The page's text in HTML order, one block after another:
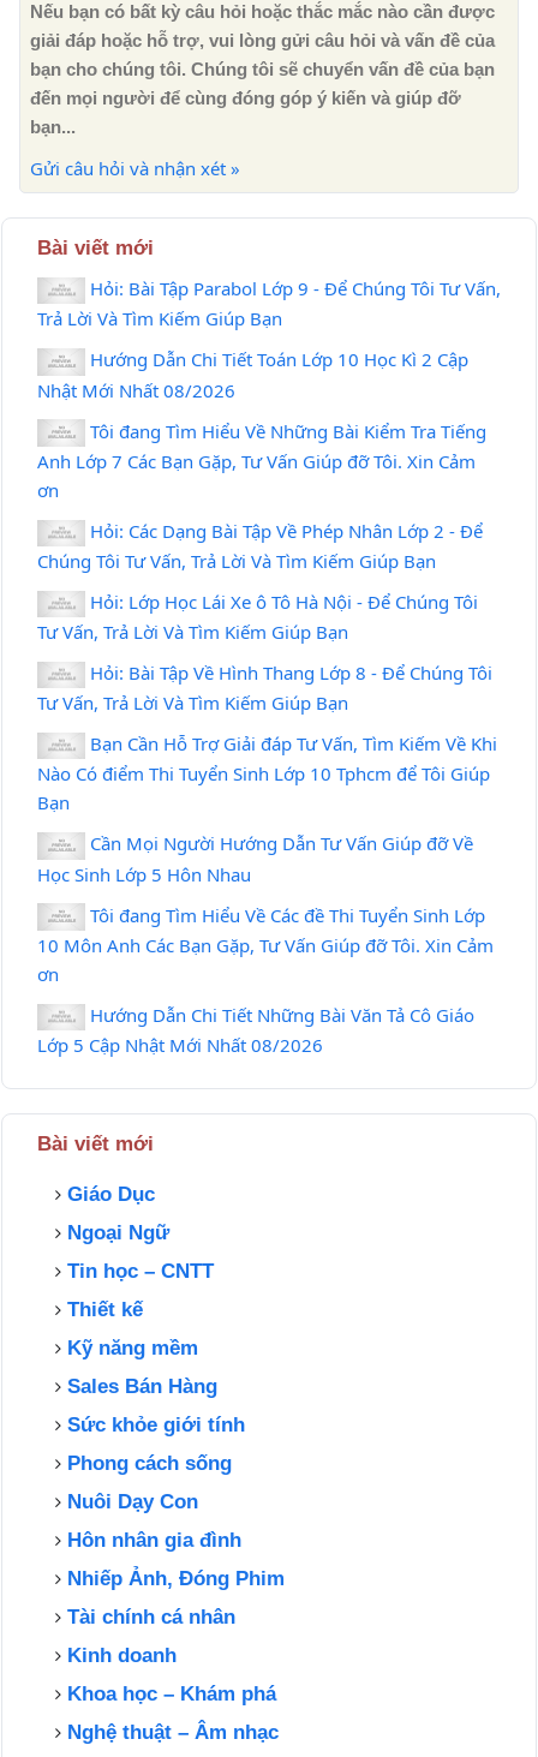
Nếu bạn có bất kỳ câu hỏi hoặc thắc mắc nào cần được
giải đáp hoặc hỗ trợ, vui lòng gửi câu hỏi và vấn đề của
bạn cho chúng tôi. Chúng tôi sẽ chuyển vấn đề của bạn
đến mọi người để cùng đóng góp ý kiến ​​và giúp đỡ
bạn...
Gửi câu hỏi và nhận xét »
Bài viết mới
Hỏi: Bài Tập Parabol Lớp 9 - Để Chúng Tôi Tư Vấn,
Trả Lời Và Tìm Kiếm Giúp Bạn
Hướng Dẫn Chi Tiết Toán Lớp 10 Học Kì 2 Cập
Nhật Mới Nhất 08/2026
Tôi đang Tìm Hiểu Về Những Bài Kiểm Tra Tiếng
Anh Lớp 7 Các Bạn Gặp, Tư Vấn Giúp đỡ Tôi. Xin Cảm
ơn
Hỏi: Các Dạng Bài Tập Về Phép Nhân Lớp 2 - Để
Chúng Tôi Tư Vấn, Trả Lời Và Tìm Kiếm Giúp Bạn
Hỏi: Lớp Học Lái Xe ô Tô Hà Nội - Để Chúng Tôi
Tư Vấn, Trả Lời Và Tìm Kiếm Giúp Bạn
Hỏi: Bài Tập Về Hình Thang Lớp 8 - Để Chúng Tôi
Tư Vấn, Trả Lời Và Tìm Kiếm Giúp Bạn
Bạn Cần Hỗ Trợ Giải đáp Tư Vấn, Tìm Kiếm Về Khi
Nào Có điểm Thi Tuyển Sinh Lớp 10 Tphcm để Tôi Giúp
Bạn
Cần Mọi Người Hướng Dẫn Tư Vấn Giúp đỡ Về
Học Sinh Lớp 5 Hôn Nhau
Tôi đang Tìm Hiểu Về Các đề Thi Tuyển Sinh Lớp
10 Môn Anh Các Bạn Gặp, Tư Vấn Giúp đỡ Tôi. Xin Cảm
ơn
Hướng Dẫn Chi Tiết Những Bài Văn Tả Cô Giáo
Lớp 5 Cập Nhật Mới Nhất 08/2026
Bài viết mới
Giáo Dục
Ngoại Ngữ
Tin học – CNTT
Thiết kế
Kỹ năng mềm
Sales Bán Hàng
Sức khỏe giới tính
Phong cách sống
Nuôi Dạy Con
Hôn nhân gia đình
Nhiếp Ảnh, Đóng Phim
Tài chính cá nhân
Kinh doanh
Khoa học – Khám phá
Nghệ thuật – Âm nhạc